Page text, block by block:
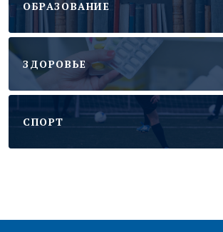
ОБРАЗОВАНИЕ
ЗДОРОВЬЕ
CПОРТ